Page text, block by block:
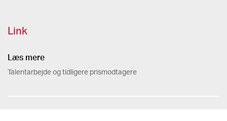
Link
Læs mere
Talentarbejde og tidligere prismodtagere